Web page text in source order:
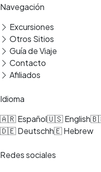
Traslado
Navegación
Excursiones
Otros Sitios
Guía de Viaje
Contacto
Afiliados
Idioma
🇦🇷 Español🇺🇸 English
🇩🇪 Deutschh🇪 Hebrew
Redes sociales